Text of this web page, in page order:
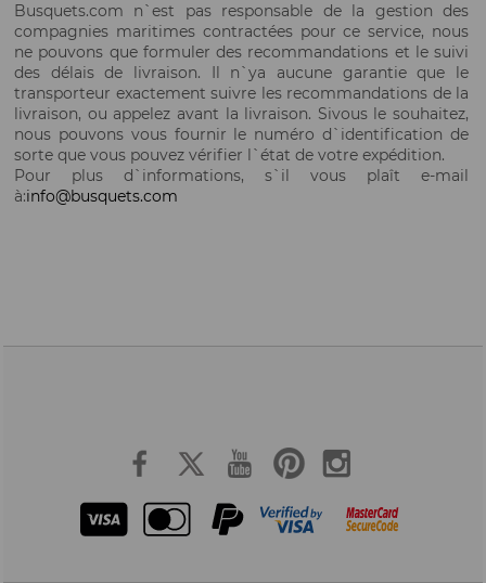
Busquets.com n`est pas responsable de la gestion des
compagnies maritimes contractées pour ce service, nous
ne pouvons que formuler des recommandations et le suivi
des délais de livraison. Il n`ya aucune garantie que le
transporteur exactement suivre les recommandations de la
livraison, ou appelez avant la livraison. Sivous le souhaitez,
nous pouvons vous fournir le numéro d`identification de
sorte que vous pouvez vérifier l`état de votre expédition.
Pour plus d`informations, s`il vous plaît
e-mail
à:info@busquets.com